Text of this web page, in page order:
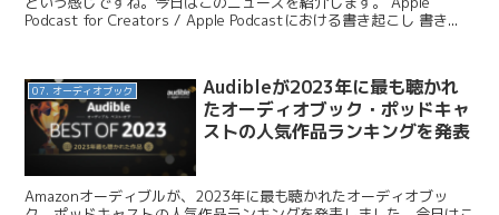
Podcast for Creators / Apple Podcastにおける書き起こし 書き...
07. オーディオブック
Audibleが2023年に最も聴かれ
たオーディオブック・ポッドキャ
ストの人気作品ランキングを発表
Amazonオーディブルが、2023年に最も聴かれたオーディオブッ